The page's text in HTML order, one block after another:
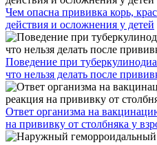
Чем опасна прививка корь,
действия и осложнения у детей
Поведение при
что нельзя делать после
Ответ организма на
на прививку от столбняка у